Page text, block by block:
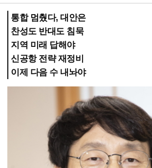
통합 멈췄다, 대안은
찬성도 반대도 침묵
지역 미래 답해야
신공항 전략 재정비
이제 다음 수 내놔야